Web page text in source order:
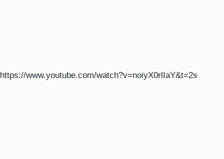
https://www.youtube.com/watch?v=noiyX0rlIaY&t=2s